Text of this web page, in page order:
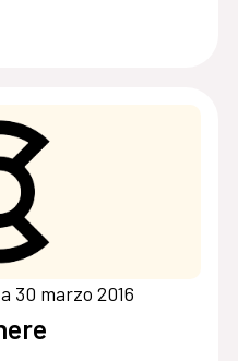
30 marzo 2016